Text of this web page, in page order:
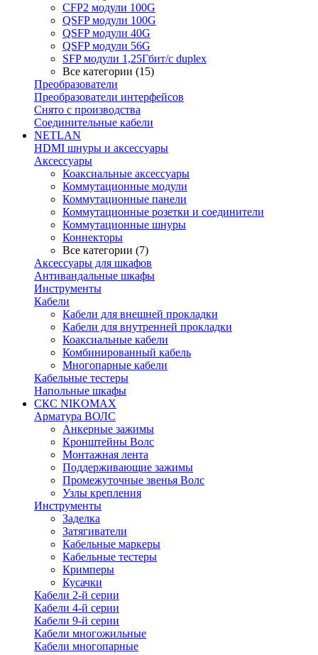
CFP2 модули 100G
QSFP модули 100G
QSFP модули 40G
QSFP модули 56G
SFP модули 1,25Гбит/с duplex
Все категории (15)
Преобразователи
Преобразователи интерфейсов
Снято с производства
Соединительные кабели
NETLAN
HDMI шнуры и аксессуары
Аксессуары
Коаксиальные аксессуары
Коммутационные модули
Коммутационные панели
Коммутационные розетки и соединители
Коммутационные шнуры
Коннекторы
Все категории (7)
Аксессуары для шкафов
Антивандальные шкафы
Инструменты
Кабели
Кабели для внешней прокладки
Кабели для внутренней прокладки
Коаксиальные кабели
Комбинированный кабель
Многопарные кабели
Кабельные тестеры
Напольные шкафы
СКС NIKOMAX
Арматура ВОЛС
Анкерные зажимы
Кронштейны Волс
Монтажная лента
Поддерживающие зажимы
Промежуточные звенья Волс
Узлы крепления
Инструменты
Заделка
Затягиватели
Кабельные маркеры
Кабельные тестеры
Кримперы
Кусачки
Кабели 2-й серии
Кабели 4-й серии
Кабели 9-й серии
Кабели многожильные
Кабели многопарные